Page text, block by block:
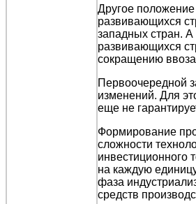
Другое
развивающихся
западных стран.
развивающихся
сокращению
Первоочередной
изменений. Для
еще не
Формирование
сложности
инвестиционного
на каждую
фаза
средств